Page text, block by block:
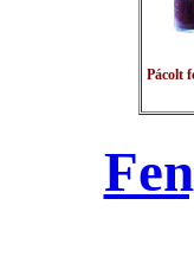
Pácolt